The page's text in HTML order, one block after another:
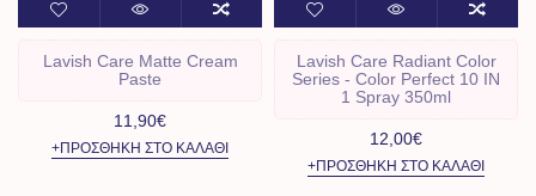
Lavish Care Matte Cream
Paste
11,90€
+ΠΡΟΣΘΉΚΗ ΣΤΟ ΚΑΛΆΘΙ
Lavish Care Radiant Color
Series - Color Perfect 10 IN
1 Spray 350ml
12,00€
+ΠΡΟΣΘΉΚΗ ΣΤΟ ΚΑΛΆΘΙ